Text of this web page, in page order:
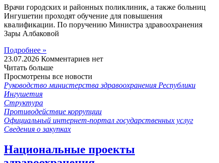
Врачи городских и районных поликлиник, а также больниц
Ингушетии проходят обучение для повышения
квалификации. По поручению Министра здравоохранения
Зары Албаковой
Подробнее »
23.07.2026 Комментариев нет
Читать больше
Просмотрены все новости
Руководство министерства здравоохранения Республики
Ингушетия
Структура
Противодействие коррупции
Официальный интернет-портал государственных услуг
Сведения о закупках
Национальные проекты